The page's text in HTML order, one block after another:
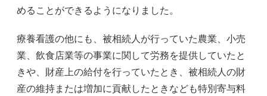
めることができるようになりました。
療養看護の他にも、被相続人が行っていた農業、小売
業、飲食店業等の事業に関して労務を提供していたと
きや、財産上の給付を行っていたとき、被相続人の財
産の維持または増加に貢献したときなども特別寄与料